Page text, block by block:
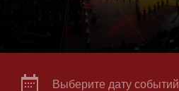
Выберите дату событий